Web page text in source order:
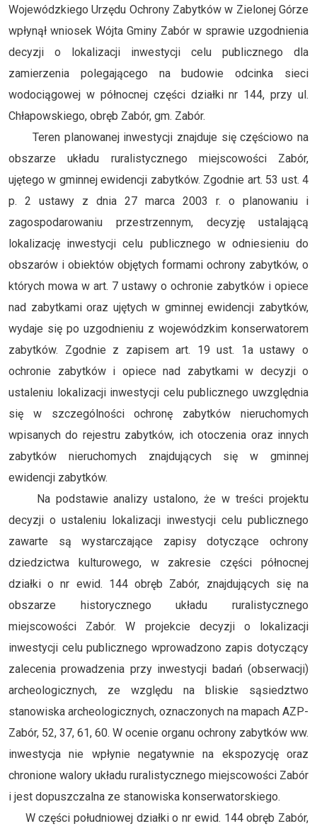
Wojewódzkiego Urzędu Ochrony Zabytków w Zielonej Górze
wpłynął wniosek Wójta Gminy Zabór w sprawie uzgodnienia
decyzji o lokalizacji inwestycji celu publicznego dla
zamierzenia polegającego na budowie odcinka sieci
wodociągowej w północnej części działki nr 144, przy ul.
Chłapowskiego, obręb Zabór, gm. Zabór.
Teren planowanej inwestycji znajduje się częściowo na
obszarze układu ruralistycznego miejscowości Zabór,
ujętego w gminnej ewidencji zabytków. Zgodnie art. 53 ust. 4
p. 2 ustawy z dnia 27 marca 2003 r. o planowaniu i
zagospodarowaniu przestrzennym, decyzję ustalającą
lokalizację inwestycji celu publicznego w odniesieniu do
obszarów i obiektów objętych formami ochrony zabytków, o
których mowa w art. 7 ustawy o ochronie zabytków i opiece
nad zabytkami oraz ujętych w gminnej ewidencji zabytków,
wydaje się po uzgodnieniu z wojewódzkim konserwatorem
zabytków. Zgodnie z zapisem art. 19 ust. 1a ustawy o
ochronie zabytków i opiece nad zabytkami w decyzji o
ustaleniu lokalizacji inwestycji celu publicznego uwzględnia
się w szczególności ochronę zabytków nieruchomych
wpisanych do rejestru zabytków, ich otoczenia oraz innych
zabytków nieruchomych znajdujących się w gminnej
ewidencji zabytków.
Na podstawie analizy ustalono, że w treści projektu
decyzji o ustaleniu lokalizacji inwestycji celu publicznego
zawarte są wystarczające zapisy dotyczące ochrony
dziedzictwa kulturowego, w zakresie części północnej
działki o nr ewid. 144 obręb Zabór, znajdujących się na
obszarze historycznego układu ruralistycznego
miejscowości Zabór. W projekcie decyzji o lokalizacji
inwestycji celu publicznego wprowadzono zapis dotyczący
zalecenia prowadzenia przy inwestycji badań (obserwacji)
archeologicznych, ze względu na bliskie sąsiedztwo
stanowiska archeologicznych, oznaczonych na mapach AZP-
Zabór, 52, 37, 61, 60. W ocenie organu ochrony zabytków ww.
inwestycja nie wpłynie negatywnie na ekspozycję oraz
chronione walory układu ruralistycznego miejscowości Zabór
i jest dopuszczalna ze stanowiska konserwatorskiego.
W części południowej działki o nr ewid. 144 obręb Zabór,